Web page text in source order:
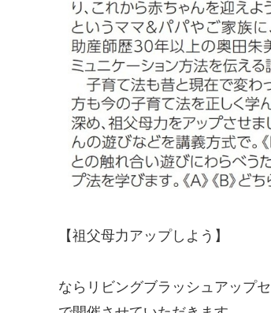
【祖父母力アップしよう】
ならリビングブラッシュアップ